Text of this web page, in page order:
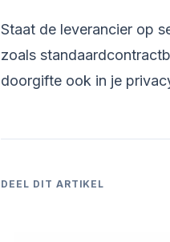
Staat de leverancier op
zoals
doorgifte ook in je
DEEL DIT ARTIKEL